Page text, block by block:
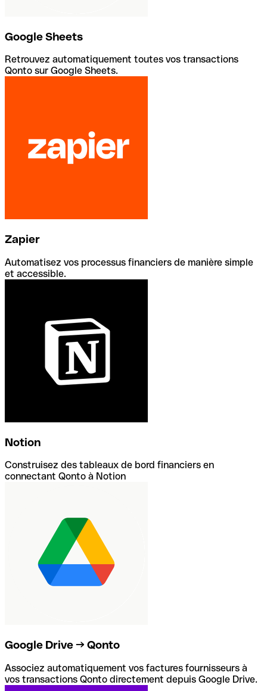
Google Sheets
Retrouvez automatiquement toutes vos transactions
Qonto sur Google Sheets.
Zapier
Automatisez vos processus financiers de manière simple
et accessible.
Notion
Construisez des tableaux de bord financiers en
connectant Qonto à Notion
Google Drive → Qonto
Associez automatiquement vos factures fournisseurs à
vos transactions Qonto directement depuis Google Drive.